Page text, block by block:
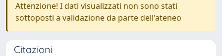
Attenzione! I dati visualizzati non sono stati
sottoposti a validazione da parte dell'ateneo
Citazioni